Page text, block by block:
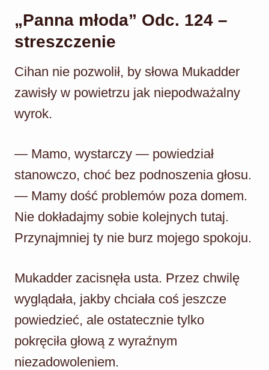
„Panna młoda” Odc. 124 –
streszczenie
Cihan nie pozwolił, by słowa Mukadder
zawisły w powietrzu jak niepodważalny
wyrok.
— Mamo, wystarczy — powiedział
stanowczo, choć bez podnoszenia głosu.
— Mamy dość problemów poza domem.
Nie dokładajmy sobie kolejnych tutaj.
Przynajmniej ty nie burz mojego spokoju.
Mukadder zacisnęła usta. Przez chwilę
wyglądała, jakby chciała coś jeszcze
powiedzieć, ale ostatecznie tylko
pokręciła głową z wyraźnym
niezadowoleniem.